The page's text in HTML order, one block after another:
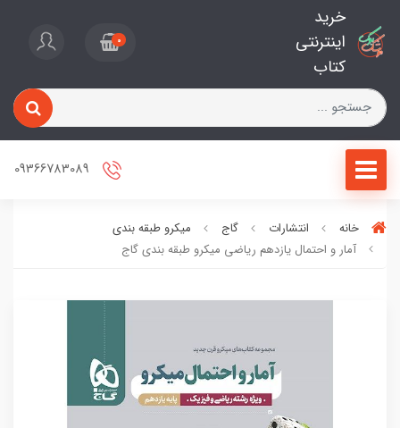
خرید
اینترنتی
کتاب
0
خانه انتشارات گاج
میکرو طبقه بندی
آمار و احتمال یازدهم ریاضی میکرو طبقه بندی گاج